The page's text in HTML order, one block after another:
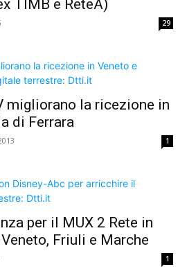
TIMB e ReteA)
29
migliorano la ricezione in
di Ferrara
1
per il MUX 2 Rete in
Friuli e Marche
1